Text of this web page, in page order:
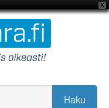
X
Haku